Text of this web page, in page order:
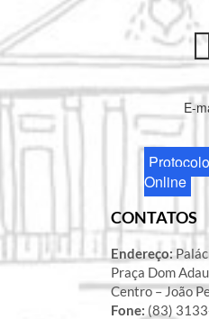
E-
Protocolo
Online
CONTATOS
Endereço:
Praça Dom
Centro – João
Fone: (83)